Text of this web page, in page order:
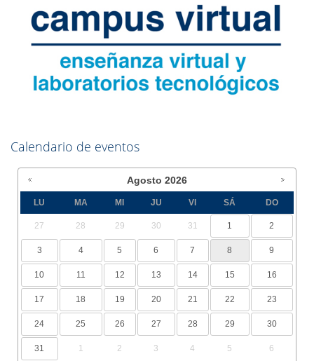
Calendario de eventos
Agosto 2026
LU MA MI JU VI SÁ DO
27 28 29 30 31 1 2
3 4 5 6 7 8 9
10 11 12 13 14 15 16
17 18 19 20 21 22 23
24 25 26 27 28 29 30
31 1 2 3 4 5 6